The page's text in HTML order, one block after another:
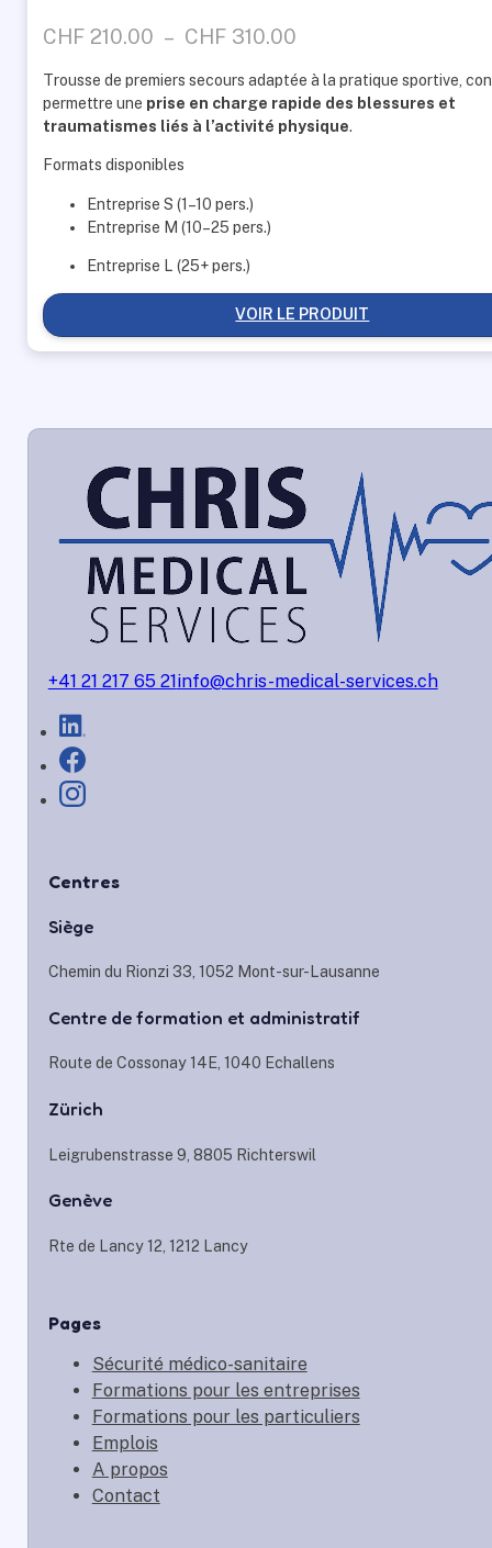
CHF210.00 – CHF310.00Plage
prix :
CHF 210.00
Trousse de premiers secours adaptée à la pratique sportive,
permettre une prise en charge rapide des blessures et
traumatismes liés à l’activité physique.
Formats disponibles
Entreprise S (1–10 pers.)
Entreprise M (10–25 pers.)
Entreprise L (25+ pers.)
VOIR LE PRODUIT
+41 21 217 65 21info@chris-medical-services.ch
Centres
Siège
Chemin du Rionzi 33, 1052 Mont-sur-Lausanne
Centre de formation et administratif
Route de Cossonay 14E, 1040 Echallens
Zürich
Leigrubenstrasse 9, 8805 Richterswil
Genève
Rte de Lancy 12, 1212 Lancy
Pages
Sécurité médico-sanitaire
Formations pour les entreprises
Formations pour les particuliers
Emplois
A propos
Contact